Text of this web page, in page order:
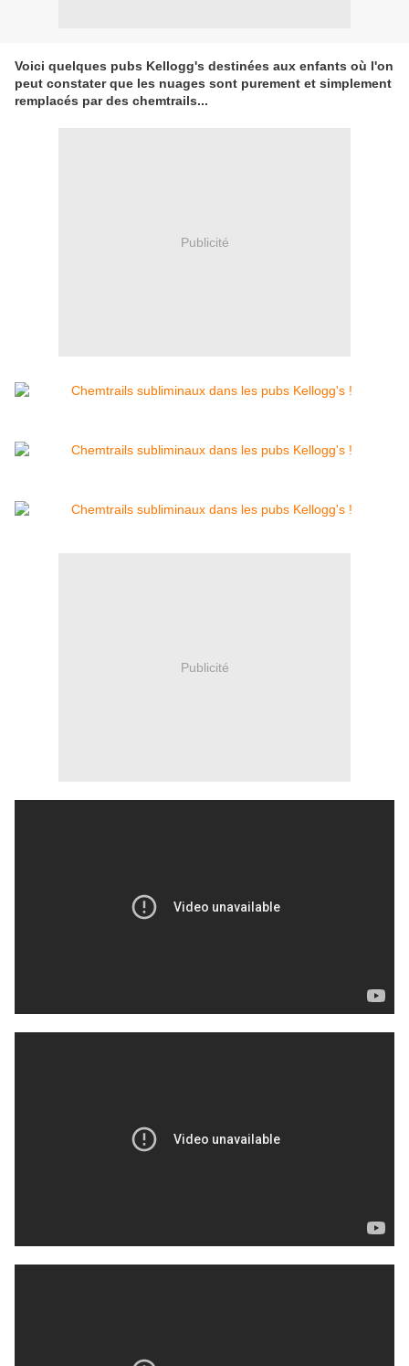
Voici quelques pubs Kellogg's destinées aux enfants où l'on
peut constater que les nuages sont purement et simplement
remplacés par des chemtrails...
Publicité
Publicité